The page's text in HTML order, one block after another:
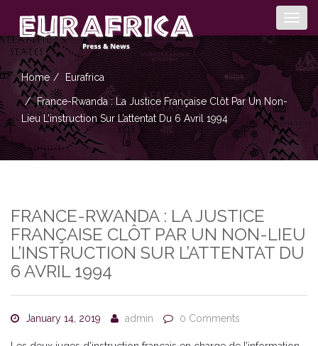
Home Eurafrica
France-Rwanda : La Justice Française Clôt Par Un Non-
Lieu L’instruction Sur L’attentat Du 6 Avril 1994
FRANCE-RWANDA : LA JUSTICE
FRANÇAISE CLÔT PAR UN NON-LIEU
L’INSTRUCTION SUR L’ATTENTAT DU
6 AVRIL 1994
January 14, 2019 admin 0 Comments